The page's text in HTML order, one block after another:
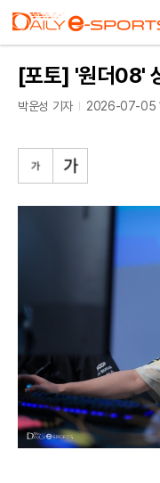
[포토] '원더08'
박운성 기자 2026-07-05